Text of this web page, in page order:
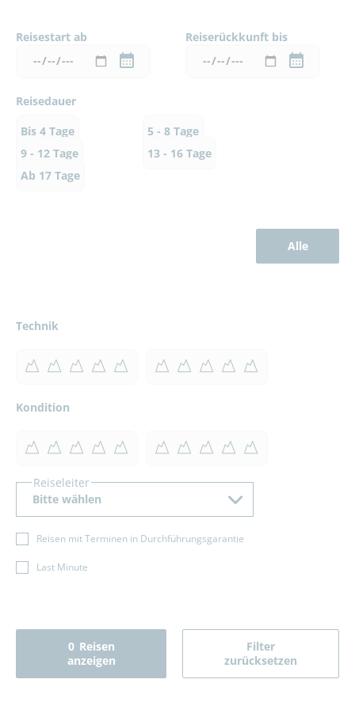
Reisestart ab Reiserückkunft bis
Reisedauer
Bis 4 Tage
5 - 8 Tage
9 - 12 Tage
13 - 16 Tage
Ab 17 Tage
Alle
Technik
Kondition
Reiseleiter
Bitte wählen
Reisen mit Terminen in Durchführungsgarantie
Last Minute
0 Reisen
anzeigen
Filter
zurücksetzen